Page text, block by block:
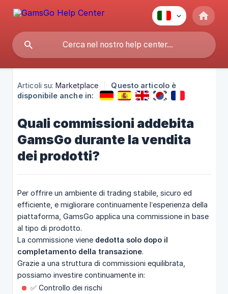
Articoli su: Marketplace
Questo articolo è
disponibile anche in:
Quali commissioni addebita
GamsGo durante la vendita
dei prodotti?
Per offrire un ambiente di trading stabile, sicuro ed
efficiente, e migliorare continuamente l’esperienza della
piattaforma, GamsGo applica una commissione in base
al tipo di prodotto.
La commissione viene dedotta solo dopo il
completamento della transazione.
Grazie a una struttura di commissioni equilibrata,
possiamo investire continuamente in:
✅ Controllo dei rischi